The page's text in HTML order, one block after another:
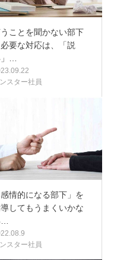
ことを聞かない部下
要な対応は、「説
…
スター社員
感情的になる部下」を
してもうまくいかな
スター社員